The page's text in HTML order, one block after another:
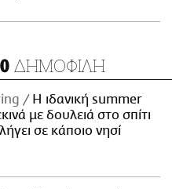
ΔΗΜΟΦΙΛΗ
Η ιδανική summer
με δουλειά στο σπίτι
σε κάποιο νησί